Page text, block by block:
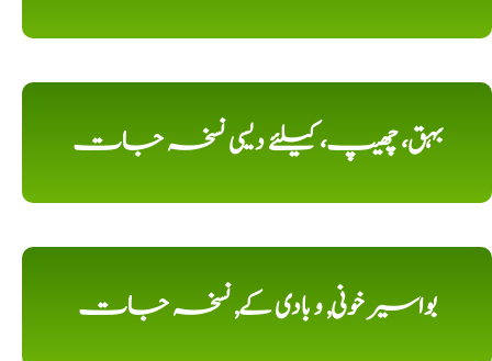
بہق، چھیپ، کیلئے دیسی نسخہ جات
بواسیر خونی, و بادی کے, نسخہ جات